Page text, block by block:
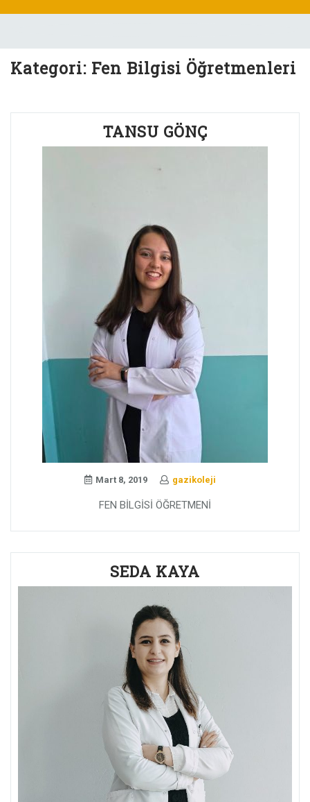
Kategori: Fen Bilgisi Öğretmenleri
TANSU GÖNÇ
Mart 8, 2019 gazikoleji
FEN BİLGİSİ ÖĞRETMENİ
SEDA KAYA